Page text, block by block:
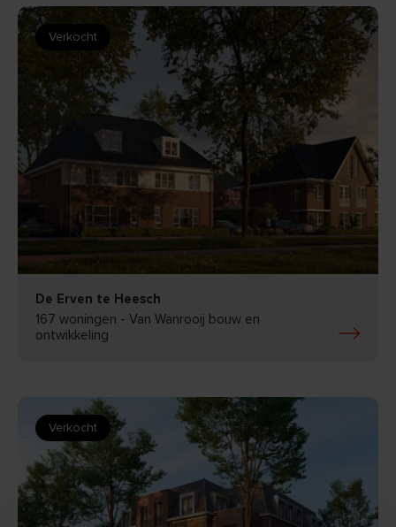
BEKIJK
Verkocht
De Erven te Heesch
167 woningen - Van Wanrooij bouw en
ontwikkeling
Verkocht